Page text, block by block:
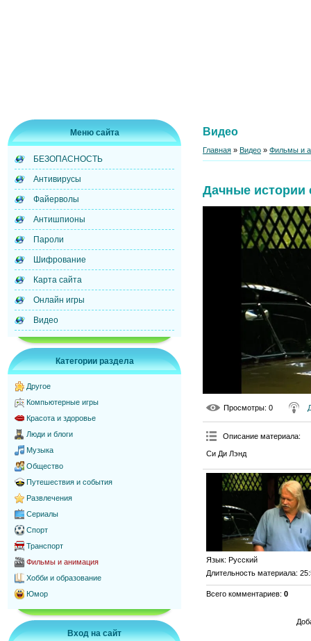
Меню сайта
БЕЗОПАСНОСТЬ
Антивирусы
Файерволы
Антишпионы
Пароли
Шифрование
Карта сайта
Онлайн игры
Видео
Категории раздела
Другое
Компьютерные игры
Красота и здоровье
Люди и блоги
Музыка
Общество
Путешествия и события
Развлечения
Сериалы
Спорт
Транспорт
Фильмы и анимация
Хобби и образование
Юмор
Вход на сайт
Видео
Главная » Видео » Фильмы и
Дачные истории
Просмотры: 0
Описание материала:
Си Ди Лэнд
Язык: Русский
Длительность материала:
Всего комментариев: 0